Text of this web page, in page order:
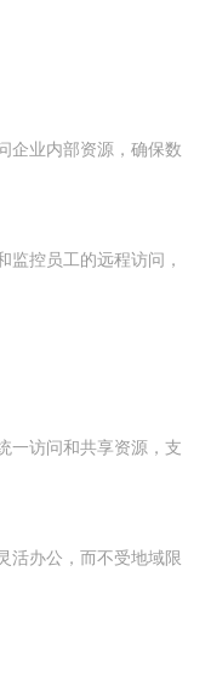
企业内部资源，确保数
监控员工的远程访问，
一访问和共享资源，支
活办公，而不受地域限